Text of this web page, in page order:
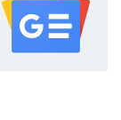
serwisu